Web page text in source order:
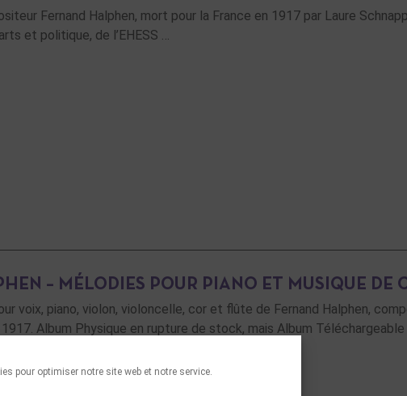
pour optimiser notre site web et notre service.
Fernand Halphen, mort pour la France en 1917 par Laure
et politique, de l’EHESS …
– MÉLODIES POUR PIANO ET MUSIQUE DE
voix, piano, violon, violoncelle, cor et flûte de Fernand Halphen,
Album Physique en rupture de stock, mais Album